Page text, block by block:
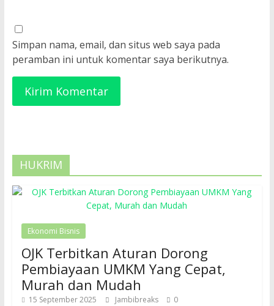
Simpan nama, email, dan situs web saya pada
peramban ini untuk komentar saya berikutnya.
HUKRIM
Ekonomi Bisnis
OJK Terbitkan Aturan Dorong
Pembiayaan UMKM Yang Cepat,
Murah dan Mudah
15 September 2025 Jambibreaks 0